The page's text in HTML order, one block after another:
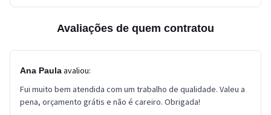
Avaliações de quem contratou
Ana Paulaavaliou:
Fui muito bem atendida com um trabalho de qualidade. Valeu a
pena, orçamento grátis e não é careiro. Obrigada!